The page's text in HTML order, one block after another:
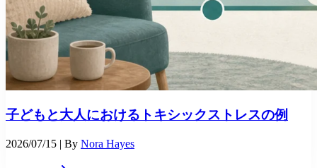
子どもと大人におけるトキシックストレスの例
2026/07/15 | By Nora Hayes